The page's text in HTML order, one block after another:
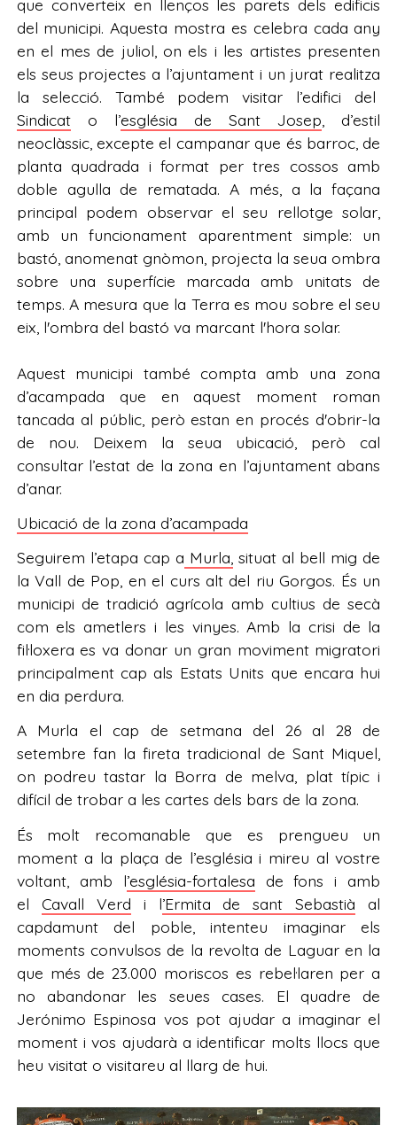
que converteix en llenços les parets dels edificis
del municipi. Aquesta mostra es celebra cada any
en el mes de juliol, on els i les artistes presenten
els seus projectes a l’ajuntament i un jurat realitza
la selecció. També podem visitar l’edifici del
Sindicato l’església de Sant Josep , d’estil
neoclàssic, excepte el campanar que és barroc, de
planta quadrada i format per tres cossos amb
doble agulla de rematada. A més, a la façana
principal podem observar el seu rellotge solar,
amb un funcionament aparentment simple: un
bastó, anomenat gnòmon, projecta la seua ombra
sobre una superfície marcada amb unitats de
temps. A mesura que la Terra es mou sobre el seu
eix, l'ombra del bastó va marcant l'hora solar.
Aquest municipi també compta amb una zona
d’acampada que en aquest moment roman
tancada al públic, però estan en procés d'obrir-la
de nou. Deixem la seua ubicació, però cal
consultar l’estat de la zona en l’ajuntament abans
d’anar.
Ubicació de la zona d’acampada
Seguirem l’etapa cap a Murla, situat al bell mig de
la Vall de Pop, en el curs alt del riu Gorgos. És un
municipi de tradició agrícola amb cultius de secà
com els ametlers i les vinyes. Amb la crisi de la
fil·loxera es va donar un gran moviment migratori
principalment cap als Estats Units que encara hui
en dia perdura.
A Murla el cap de setmana del 26 al 28 de
setembre fan la fireta tradicional de Sant Miquel,
on podreu tastar la Borra de melva, plat típic i
difícil de trobar a les cartes dels bars de la zona.
És molt recomanable que es prengueu un
moment a la plaça de l’església i mireu al vostre
voltant, amb l’església-fortalesa de fons i amb
el Cavall Verd i l’Ermita de sant Sebastià al
capdamunt del poble, intenteu imaginar els
moments convulsos de la revolta de Laguar en la
que més de 23.000 moriscos es rebel·laren per a
no abandonar les seues cases. El quadre de
Jerónimo Espinosa vos pot ajudar a imaginar el
moment i vos ajudarà a identificar molts llocs que
heu visitat o visitareu al llarg de hui.